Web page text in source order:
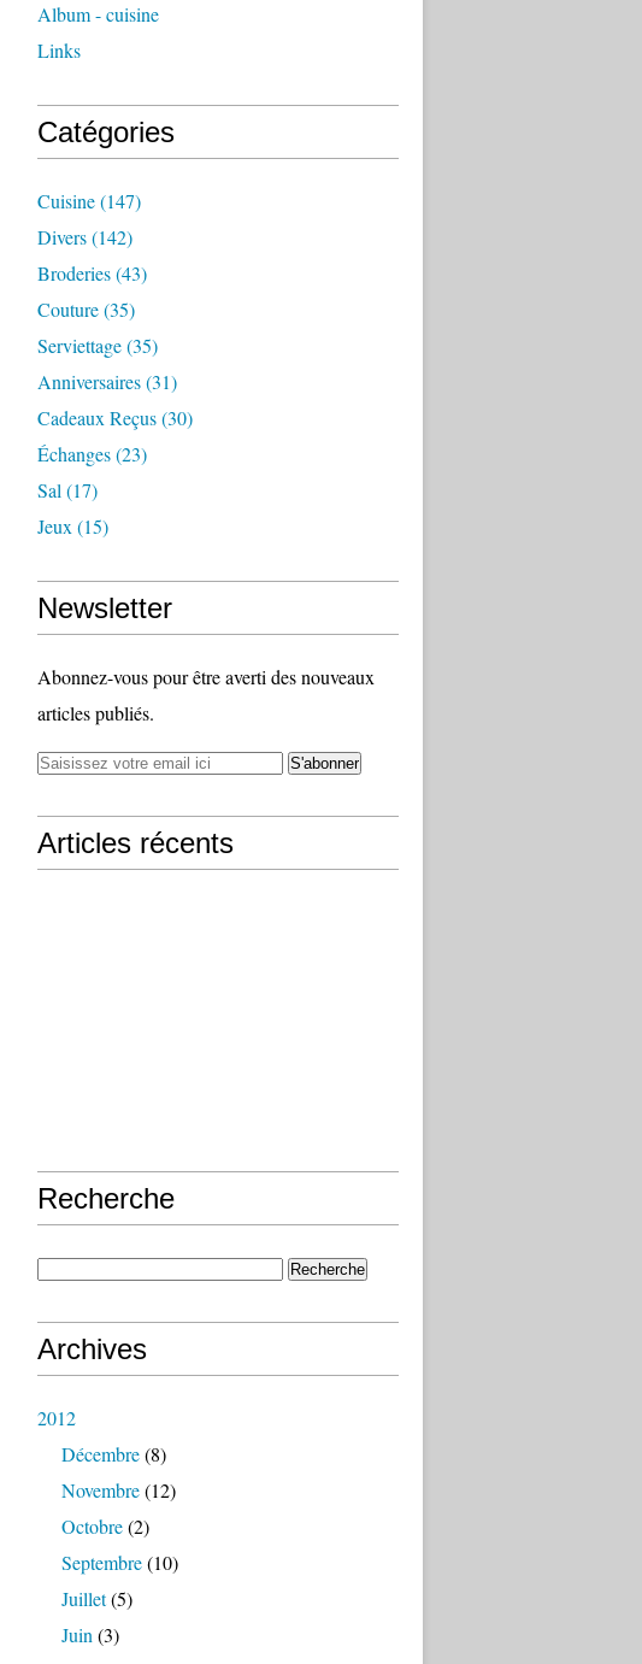
Album - cuisine
Links
Catégories
Cuisine(147)
Divers(142)
Broderies(43)
Couture(35)
Serviettage(35)
Anniversaires(31)
Cadeaux Reçus(30)
Échanges(23)
Sal (17)
Jeux (15)
Newsletter
Abonnez-vous pour être averti des nouveaux
articles publiés.
Articles récents
Recherche
Archives
2012
Décembre(8)
Novembre(12)
Octobre(2)
Septembre(10)
Juillet(5)
Juin (3)